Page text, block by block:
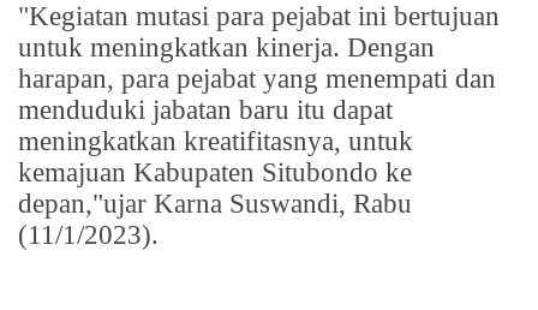
"Kegiatan mutasi para pejabat ini bertujuan
untuk meningkatkan kinerja. Dengan
harapan, para pejabat yang menempati dan
menduduki jabatan baru itu dapat
meningkatkan kreatifitasnya, untuk
kemajuan Kabupaten Situbondo ke
depan,"ujar Karna Suswandi, Rabu
(11/1/2023).